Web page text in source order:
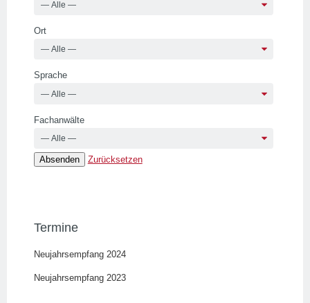
Ort
Sprache
Fachanwälte
Zurücksetzen
Termine
Neujahrsempfang 2024
Neujahrsempfang 2023